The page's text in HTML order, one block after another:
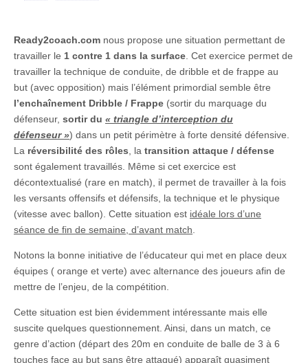
Ready2coach.com nous propose une situation permettant de
travailler le 1 contre 1 dans la surface . Cet exercice permet de
travailler la technique de conduite, de dribble et de frappe au
but (avec opposition) mais l’élément primordial semble être
l’enchaînement Dribble / Frappe (sortir du marquage du
défenseur, sortir du « triangle d’interception du
défenseur ») dans un petit périmètre à forte densité défensive.
La réversibilité des rôles , la transition attaque / défense
sont également travaillés. Même si cet exercice est
décontextualisé (rare en match), il permet de travailler à la fois
les versants offensifs et défensifs, la technique et le physique
(vitesse avec ballon). Cette situation est idéale lors d’une
séance de fin de semaine, d’avant match
Notons la bonne initiative de l’éducateur qui met en place deux
équipes ( orange et verte) avec alternance des joueurs afin de
mettre de l’enjeu, de la compétition.
Cette situation est bien évidemment intéressante mais elle
suscite quelques questionnement. Ainsi, dans un match, ce
genre d’action (départ des 20m en conduite de balle de 3 à 6
touches face au but sans être attaqué) apparaît quasiment